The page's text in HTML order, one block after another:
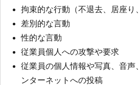
拘束的な行動（不退去、居座り
差別的な言動
性的な言動
従業員個人への攻撃や要求
従業員の個人情報や写真、音声
ンターネットへの投稿